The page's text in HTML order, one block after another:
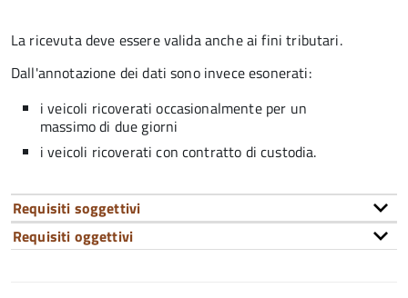
La ricevuta deve essere valida anche ai fini tributari.
Dall'annotazione dei dati sono invece esonerati:
i veicoli ricoverati occasionalmente per un
massimo di due giorni
i veicoli ricoverati con contratto di custodia.
Requisiti soggettivi
Requisiti oggettivi